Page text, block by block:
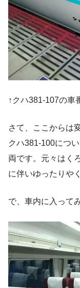
↑クハ381-107の車
さて、ここからは
クハ381-100につ
両です。元々はく
に伴いゆったりや
で、車内に入って